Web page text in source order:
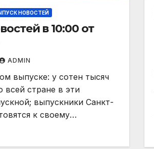
НОВОСТЕЙ
в 10:00 от
ADMIN
выпуске: у сотен тысяч
всей стране в эти
выпускники Санкт-
к своему…